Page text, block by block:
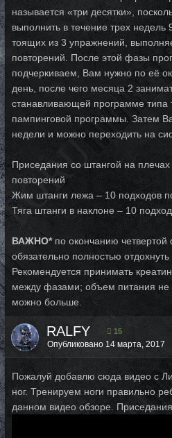
называется «три де­сят­ки»,
выполнить в течение трех недель
то­я­щих из 3 упражнений,
повторений. Пос­ле этой фа­зы
подчеркиваем, Вам нужно по её
день, после чего месяца 2
ста­нав­ли­ва­ю­щей прог­рам­ме ти­па
пам­пин­го­вой прог­рам­мы. За­тем
недели и можно переходить на
Приседания со штангой на
повторений
Жим штанги лежа – 10 подходов
Тяга штанги в наклоне – 10
ВАЖНО*по окончанию четвертой
обязательно полностью
Рекомендуется принимать
между фазами; объем питания не
можно больше.
RALFY 15
Опубликовано 14 марта, 2017
Пожалуй добавлю сюда видео с
ног. Тренируем ноги правильно
данном видео обзоре.